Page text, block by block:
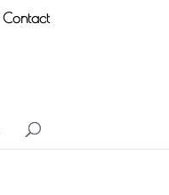
Contact